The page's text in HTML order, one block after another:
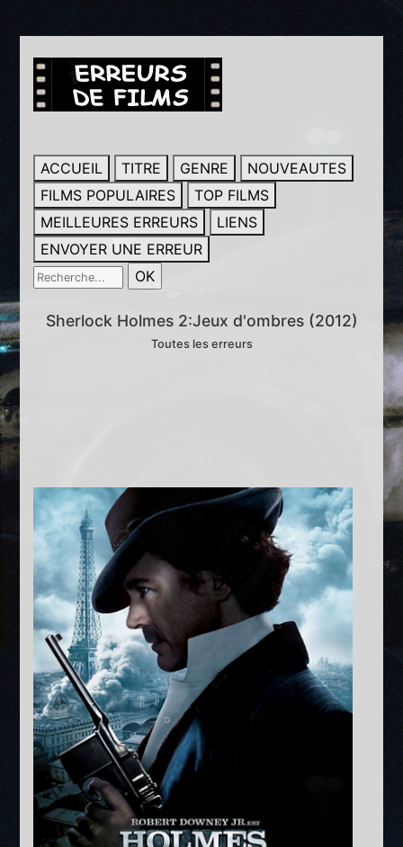
ACCUEIL TITRE GENRE
NOUVEAUTES
FILMS POPULAIRES
TOP FILMS
MEILLEURES ERREURS
LIENS
ENVOYER UNE ERREUR
Sherlock Holmes 2:Jeux d'ombres (2012)
Toutes les erreurs